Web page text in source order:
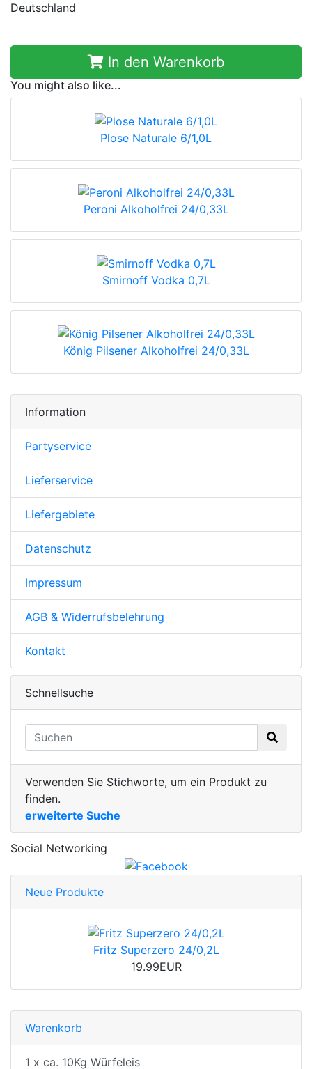
Deutschland
In den Warenkorb
You might also like...
Plose Naturale 6/1,0L
Peroni Alkoholfrei 24/0,33L
Smirnoff Vodka 0,7L
König Pilsener Alkoholfrei 24/0,33L
Information
Partyservice
Lieferservice
Liefergebiete
Datenschutz
Impressum
AGB & Widerrufsbelehrung
Kontakt
Schnellsuche
Verwenden Sie Stichworte, um ein Produkt zu
finden.
erweiterte Suche
Social Networking
Neue Produkte
Fritz Superzero 24/0,2L
19.99EUR
Warenkorb
1 x ca. 10Kg Würfeleis